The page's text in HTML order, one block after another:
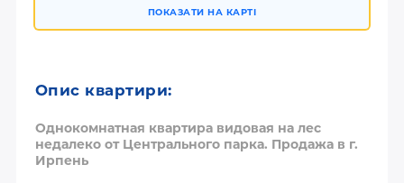
ПОКАЗАТИ НА КАРТІ
Опис квартири:
Однокомнатная квартира видовая на лес
недалеко от Центрального парка. Продажа в г.
Ирпень